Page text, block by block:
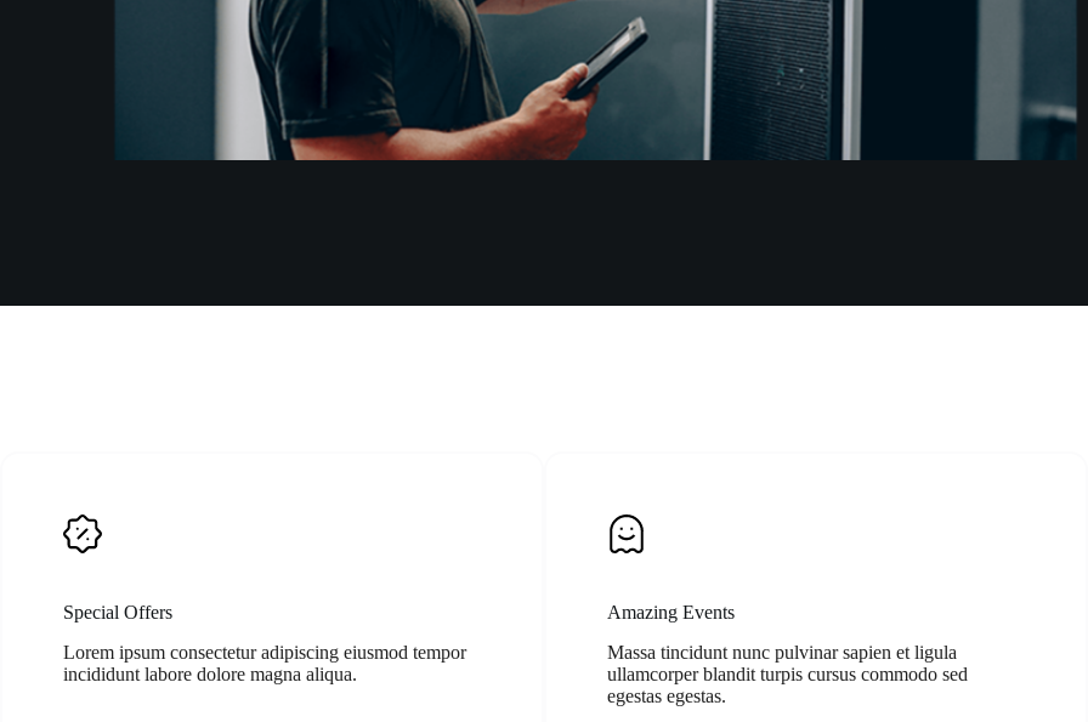
Special Offers
Lorem ipsum consectetur adipiscing eiusmod tempor
incididunt labore dolore magna aliqua.
Amazing Events
Massa tincidunt nunc pulvinar sapien et ligula
ullamcorper blandit turpis cursus commodo sed
egestas egestas.